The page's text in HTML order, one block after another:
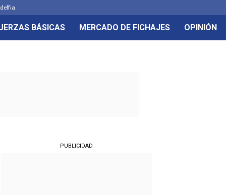
BÁSICAS MERCADO DE FICHAJES OPINIÓN
PUBLICIDAD